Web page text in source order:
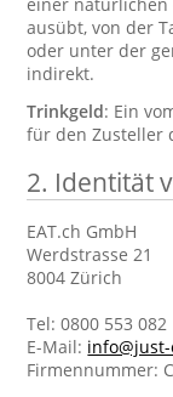
ausübt, von der
oder unter der
indirekt.
Trinkgeld: Ein
für den Zusteller
2. Identität
EAT.ch GmbH
Werdstrasse 21
8004 Zürich
Tel: 0800 553 082
E-Mail:
Firmennummer: